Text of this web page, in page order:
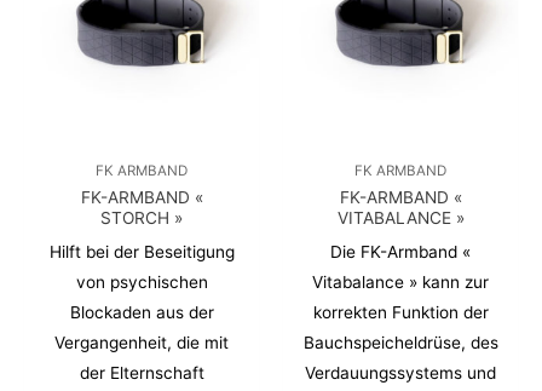
FK ARMBAND
FK-ARMBAND «
STORCH »
Hilft bei der Beseitigung
von psychischen
Blockaden aus der
Vergangenheit, die mit
der Elternschaft
FK ARMBAND
FK-ARMBAND «
VITABALANCE »
Die FK-Armband «
Vitabalance » kann zur
korrekten Funktion der
Bauchspeicheldrüse, des
Verdauungssystems und